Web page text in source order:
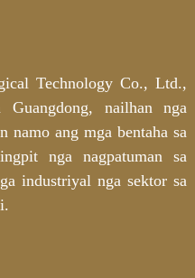
Technology Co., Ltd.,
Guangdong, nailhan nga
namo ang mga bentaha sa
nga nagpatuman sa
industriyal nga sektor sa